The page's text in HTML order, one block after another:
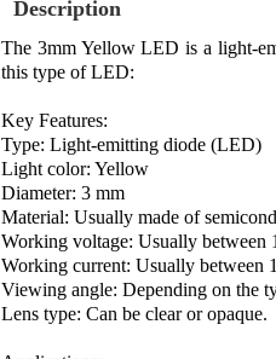
Description
The 3mm Yellow LED is a light-
this type of LED:
Key Features:
Type: Light-emitting diode (LED)
Light color: Yellow
Diameter: 3 mm
Material: Usually made of
Working voltage: Usually between
Working current: Usually between
Viewing angle: Depending on the
Lens type: Can be clear or opaque.